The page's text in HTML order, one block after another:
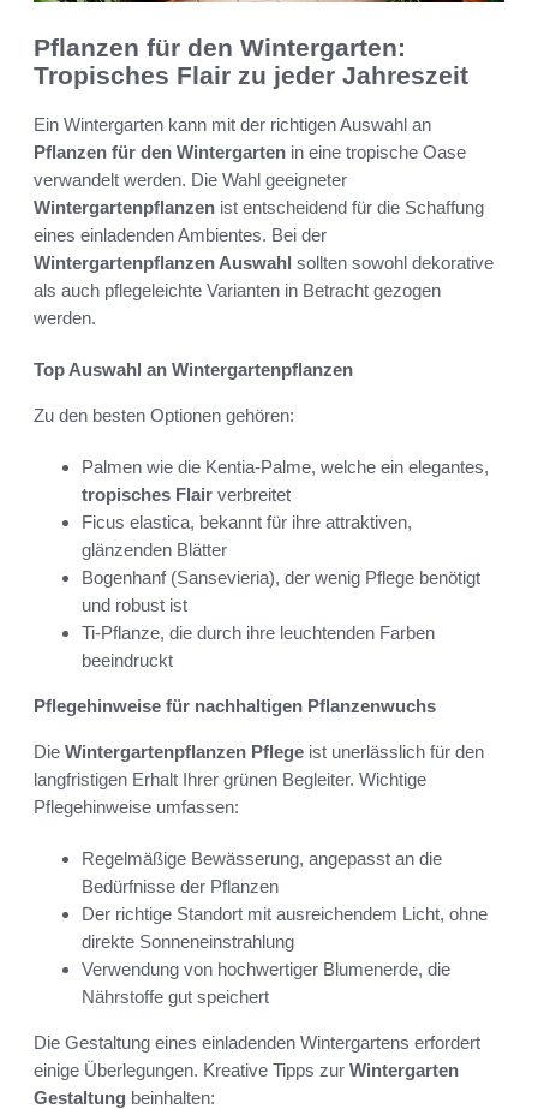
Pflanzen für den Wintergarten:
Tropisches Flair zu jeder Jahreszeit
Ein Wintergarten kann mit der richtigen Auswahl an
Pflanzen für den Wintergarten in eine tropische Oase
verwandelt werden. Die Wahl geeigneter
Wintergartenpflanzen ist entscheidend für die Schaffung
eines einladenden Ambientes. Bei der
Wintergartenpflanzen Auswahl sollten sowohl dekorative
als auch pflegeleichte Varianten in Betracht gezogen
werden.
Top Auswahl an Wintergartenpflanzen
Zu den besten Optionen gehören:
Palmen wie die Kentia-Palme, welche ein elegantes,
tropisches Flair verbreitet
Ficus elastica, bekannt für ihre attraktiven,
glänzenden Blätter
Bogenhanf (Sansevieria), der wenig Pflege benötigt
und robust ist
Ti-Pflanze, die durch ihre leuchtenden Farben
beeindruckt
Pflegehinweise für nachhaltigen Pflanzenwuchs
Die Wintergartenpflanzen Pflege ist unerlässlich für den
langfristigen Erhalt Ihrer grünen Begleiter. Wichtige
Pflegehinweise umfassen:
Regelmäßige Bewässerung, angepasst an die
Bedürfnisse der Pflanzen
Der richtige Standort mit ausreichendem Licht, ohne
direkte Sonneneinstrahlung
Verwendung von hochwertiger Blumenerde, die
Nährstoffe gut speichert
Die Gestaltung eines einladenden Wintergartens erfordert
einige Überlegungen. Kreative Tipps zur Wintergarten
Gestaltung beinhalten: